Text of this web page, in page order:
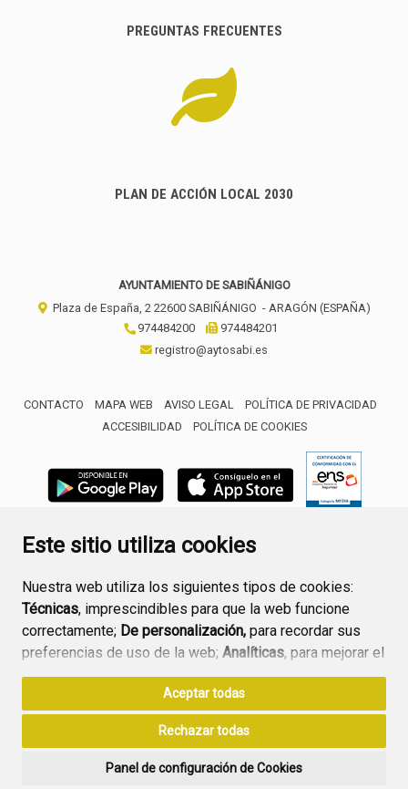
Este sitio utiliza cookies
Nuestra web utiliza los siguientes tipos de cookies:
Técnicas, imprescindibles para que la web funcione
correctamente; De personalización, para recordar sus
preferencias de uso de la web; Analíticas, para mejorar el
funcionamiento de la web y sus servicios.
Si acepta pulsando el botón“Aceptar todas”
consideramos que acepta su uso. Si pulsa el botón
ninguna acción, se guardarán las cookies técnicas
Aceptar todas
Rechazar todas
Panel de configuración de Cookies
PREGUNTAS FRECUENTES
PLAN DE ACCIÓN LOCAL 2030
AYUNTAMIENTO DE SABIÑÁNIGO
Plaza de España, 2 22600 SABIÑÁNIGO - ARAGÓN (ESPAÑA)
974484200
974484201
registro@aytosabi.es
CONTACTO MAPA WEB AVISO LEGAL
POLÍTICA DE PRIVACIDAD
ACCESIBILIDAD
POLÍTICA DE COOKIES